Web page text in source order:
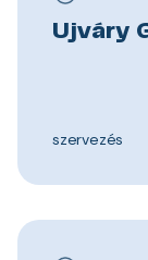
Ujváry
szervezés